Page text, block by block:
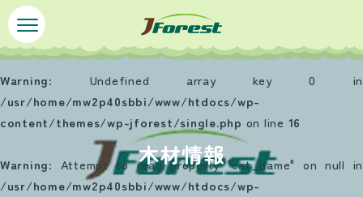
ペ
ー
ジ
の
先
す
。
メ
ニ
ュ
ー
を
し
て
Warning: Undefined array key 0 in
/usr/home/mw2p40sbbi/www/htdocs/wp-
content/themes/wp-jforest/single.php on line 16
Warning: Attempt to read property "cat_name" on null in
/usr/home/mw2p40sbbi/www/htdocs/wp-
木材情報